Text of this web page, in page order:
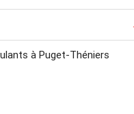
à Puget-Théniers